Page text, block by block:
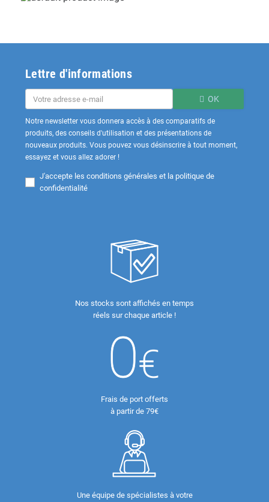
Lettre d'informations
OK
Notre newsletter vous donnera accès à des comparatifs de
produits, des conseils d'utilisation et des présentations de
nouveaux produits. Vous pouvez vous désinscrire à tout moment,
essayez et vous allez adorer !
J'accepte les conditions générales et la politique de
confidentialité
Nos stocks sont affichés en temps
réels sur chaque article !
Frais de port offerts
à partir de 79€
Une équipe de spécialistes à votre